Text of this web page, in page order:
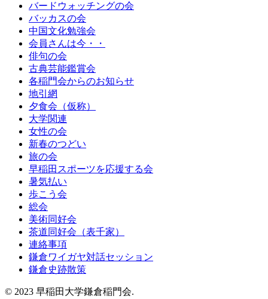
バードウォッチングの会
バッカスの会
中国文化勉強会
会員さんは今・・
俳句の会
古典芸能鑑賞会
各稲門会からのお知らせ
地引網
夕食会（仮称）
大学関連
女性の会
新春のつどい
旅の会
早稲田スポーツを応援する会
暑気払い
歩こう会
総会
美術同好会
茶道同好会（表千家）
連絡事項
鎌倉ワイガヤ対話セッション
鎌倉史跡散策
© 2023 早稲田大学鎌倉稲門会.